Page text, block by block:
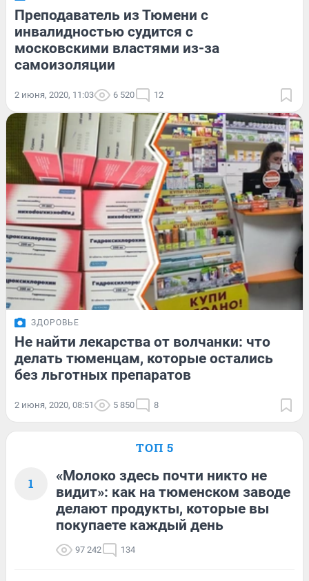
Преподаватель из Тюмени с
инвалидностью судится с
московскими властями из-за
самоизоляции
2 июня, 2020, 11:03 6 520 12
ЗДОРОВЬЕ
Не найти лекарства от волчанки: что
делать тюменцам, которые остались
без льготных препаратов
2 июня, 2020, 08:51 5 850 8
ТОП 5
1
«Молоко здесь почти никто не
видит»: как на тюменском заводе
делают продукты, которые вы
покупаете каждый день
97 242 134